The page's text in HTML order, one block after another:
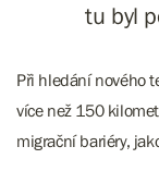
tu byl
Při hledání nového
více než 150
migrační bariéry,